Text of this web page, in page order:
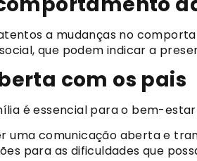
a mudanças no
que podem indicar a
com os pais
é essencial para o bem-estar
uma comunicação aberta e
para as dificuldades que